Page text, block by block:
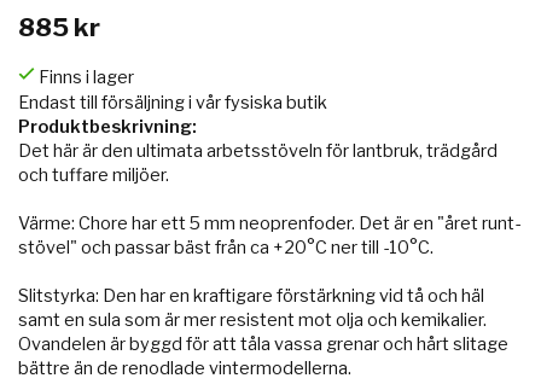
885 kr
Finns i lager
Endast till försäljning i vår fysiska butik
Produktbeskrivning:
Det här är den ultimata arbetsstöveln för lantbruk, trädgård
och tuffare miljöer.
Värme: Chore har ett 5 mm neoprenfoder. Det är en "året runt-
stövel" och passar bäst från ca +20°C ner till -10°C.
Slitstyrka: Den har en kraftigare förstärkning vid tå och häl
samt en sula som är mer resistent mot olja och kemikalier.
Ovandelen är byggd för att tåla vassa grenar och hårt slitage
bättre än de renodlade vintermodellerna.